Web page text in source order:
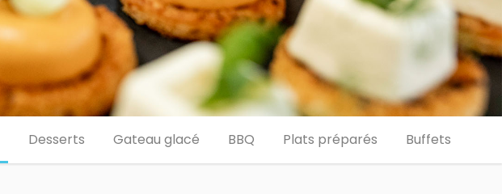
Desserts Gateau glacé BBQ Plats préparés Buffets